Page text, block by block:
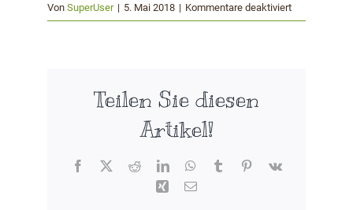
Von SuperUser | 5. Mai 2018 | Kommentare deaktiviertfür
Obstbaum1
Teilen Sie diesen
Artikel!
Facebook
X RedditLinkedInWhatsApp
TumblrPinterest
Vk
Xing E-